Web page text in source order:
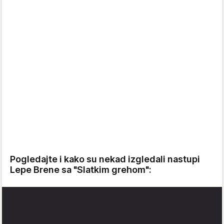
Pogledajte i kako su nekad izgledali nastupi
Lepe Brene sa "Slatkim grehom":